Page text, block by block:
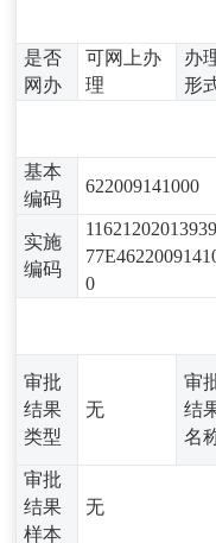
是否
网办
可网上办
理
办
形
基本
编码
622009141000
实施
编码
0
审批
结果
类型
无
审
结
名
审批
结果
样本
无